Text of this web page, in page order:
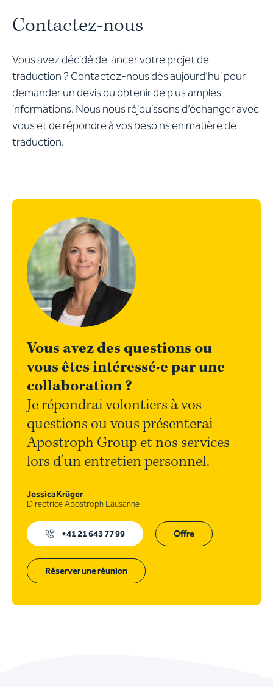
Contactez-nous
Vous avez décidé de lancer votre projet de
traduction ? Contactez-nous dès aujourd’hui pour
demander un devis ou obtenir de plus amples
informations. Nous nous réjouissons d’échanger avec
vous et de répondre à vos besoins en matière de
traduction.
Vous avez des questions ou
vous êtes intéressé·e par une
collaboration ?
Je répondrai volontiers à vos
questions ou vous présenterai
Apostroph Group et nos services
lors d’un entretien personnel.
Jessica Krüger
Directrice Apostroph Lausanne
+41 21 643 77 99 Offre
Réserver une réunion